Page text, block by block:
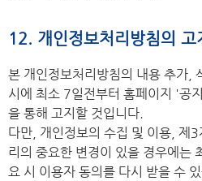
12. 개인정보처리방침의 고
본 개인정보처리방침의 내용 추가,
시에 최소 7일전부터 홈페이지 '공
을 통해 고지할 것입니다.
다만, 개인정보의 수집 및 이용, 제
리의 중요한 변경이 있을 경우에는
요 시 이용자 동의를 다시 받을 수